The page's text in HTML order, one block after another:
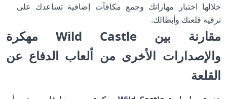
خلالها اختبار مهاراتك وجمع مكافآت إضافية تساعدك على
ترقية قلعتك وأبطالك.
مقارنة بين Wild Castle مهكرة
والإصدارات الأخرى من ألعاب الدفاع عن
القلعة